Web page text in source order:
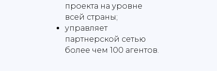
проекта на уровне
всей страны;
управляет
партнерской сетью
более чем 100 агентов.